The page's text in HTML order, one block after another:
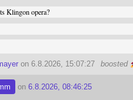
Klingon opera?
boosted
on 6.8.2026, 15:07:27
on6.8.2026, 08:46:25